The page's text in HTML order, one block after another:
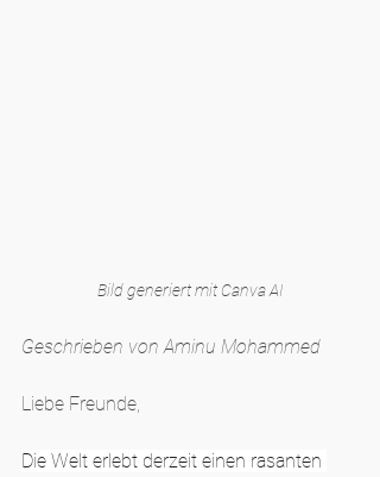
Bild generiert mit Canva AI
Geschrieben von Aminu Mohammed
Liebe Freunde,
Die Welt erlebt derzeit einen rasanten